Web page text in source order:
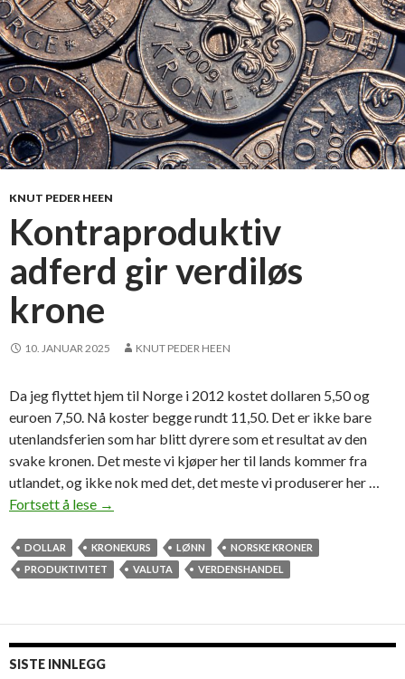
KNUT PEDER HEEN
Kontraproduktiv
adferd gir verdiløs
krone
10. JANUAR 2025 KNUT PEDER HEEN
Da jeg flyttet hjem til Norge i 2012 kostet dollaren 5,50 og
euroen 7,50. Nå koster begge rundt 11,50. Det er ikke bare
utenlandsferien som har blitt dyrere som et resultat av den
svake kronen. Det meste vi kjøper her til lands kommer fra
utlandet, og ikke nok med det, det meste vi produserer her …
Fortsett å lese K
n
t
r
→
DOLLAR KRONEKURS LØNN
NORSKE KRONER
PRODUKTIVITET
VALUTA VERDENSHANDEL
SISTE INNLEGG